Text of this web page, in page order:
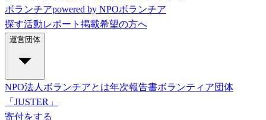
ボランチアpowered by NPOボランチア
探す活動レポート 掲載希望の方へ
運営団体
NPO法人ボランチアとは年次報告書ボランティア団体
「JUSTER」
寄付をする